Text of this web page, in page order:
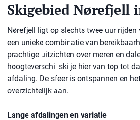
Skigebied Nørefjell
Nørefjell ligt op slechts twee uur rijden
een unieke combinatie van
prachtige uitzichten over meren en
hoogteverschil ski je hier van top tot
afdaling. De sfeer is ontspannen en
overzichtelijk aan.
Lange afdalingen en variatie